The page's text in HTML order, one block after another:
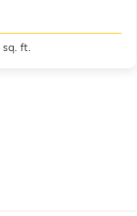
sq. ft.